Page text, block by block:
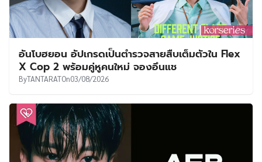
อันโบฮยอน อัปเกรดเป็นตำรวจสายสืบเต็มตัวใน Flex
X Cop 2 พร้อมคู่หูคนใหม่ จองอึนแช
ByTANTARATOn03/08/2026